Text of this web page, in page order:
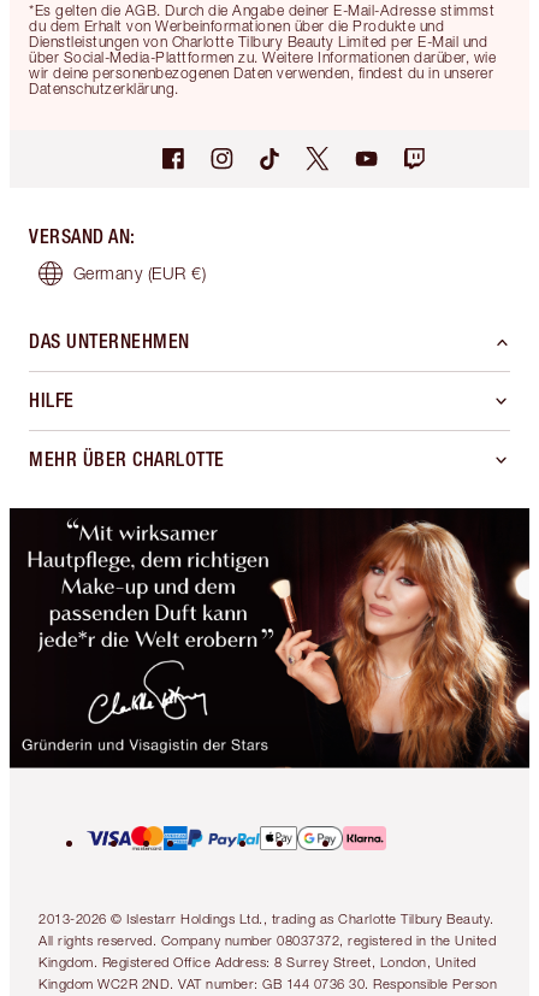
*Es gelten die AGB. Durch die Angabe deiner E-Mail-Adresse stimmst
du dem Erhalt von Werbeinformationen über die Produkte und
Dienstleistungen von Charlotte Tilbury Beauty Limited per E-Mail und
über Social-Media-Plattformen zu. Weitere Informationen darüber, wie
wir deine personenbezogenen Daten verwenden, findest du in unserer
Datenschutzerklärung.
VERSAND AN:
Germany (EUR €)
DAS UNTERNEHMEN
HILFE
MEHR ÜBER CHARLOTTE
2013-2026 © Islestarr Holdings Ltd., trading as Charlotte Tilbury Beauty.
All rights reserved. Company number 08037372, registered in the United
Kingdom. Registered Office Address: 8 Surrey Street, London, United
Kingdom WC2R 2ND. VAT number: GB 144 0736 30. Responsible Person